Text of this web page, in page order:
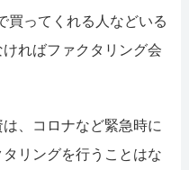
買ってくれる人などいる
ればファクタリング会
、コロナなど緊急時に
リングを行うことはな